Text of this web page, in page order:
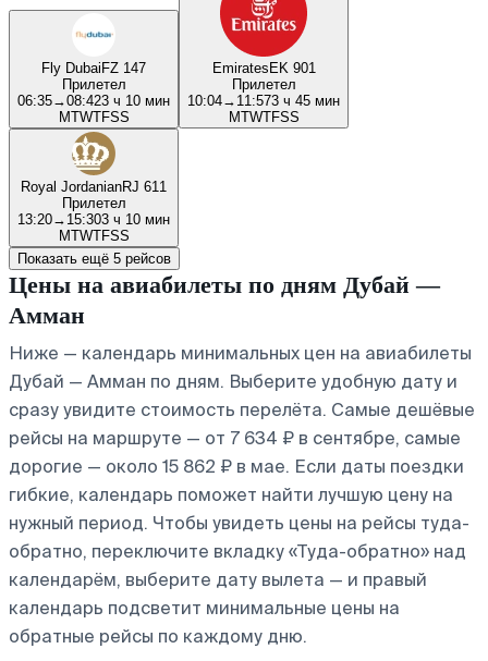
Fly DubaiFZ 147
Прилетел
06:35→08:423 ч 10 мин
MTWTFSS
EmiratesEK 901
Прилетел
10:04→ 11:573 ч 45 мин
MTWTFSS
Royal JordanianRJ 611
Прилетел
13:20→ 15:303 ч 10 мин
MTWTFSS
Показать ещё 5 рейсов
Цены на авиабилеты по дням Дубай —
Амман
Ниже — календарь минимальных цен на авиабилеты
Дубай — Амман по дням. Выберите удобную дату и
сразу увидите стоимость перелёта. Самые дешёвые
рейсы на маршруте — от 7 634 ₽ в сентябре, самые
дорогие — около 15 862 ₽ в мае. Если даты поездки
гибкие, календарь поможет найти лучшую цену на
нужный период. Чтобы увидеть цены на рейсы туда-
обратно, переключите вкладку «Туда-обратно» над
календарём, выберите дату вылета — и правый
календарь подсветит минимальные цены на
обратные рейсы по каждому дню.